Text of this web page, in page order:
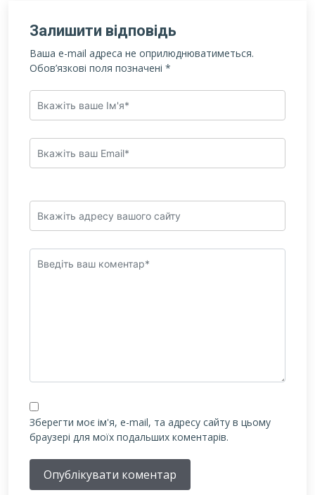
Залишити відповідь
Ваша e-mail адреса не оприлюднюватиметься.
Обов’язкові поля позначені *
Зберегти моє ім'я, e-mail, та адресу сайту в цьому
браузері для моїх подальших коментарів.
Опублікувати коментар